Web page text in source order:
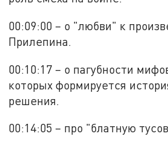
00:09:00 – о "любви" к
Прилепина.
00:10:17 – о пагубности
которых формируется
решения.
00:14:05 – про "блатную